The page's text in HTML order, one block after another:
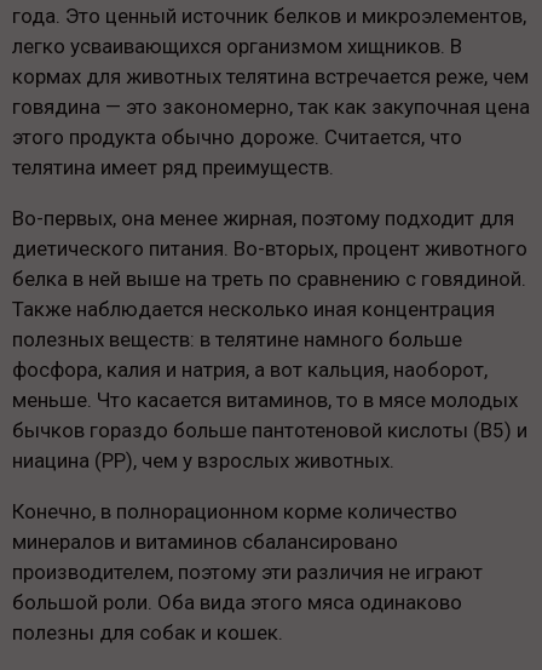
года. Это ценный источник белков и микроэлементов,
легко усваивающихся организмом хищников. В
кормах для животных телятина встречается реже, чем
говядина — это закономерно, так как закупочная цена
этого продукта обычно дороже. Считается, что
телятина имеет ряд преимуществ.
Во-первых, она менее жирная, поэтому подходит для
диетического питания. Во-вторых, процент животного
белка в ней выше на треть по сравнению с говядиной.
Также наблюдается несколько иная концентрация
полезных веществ: в телятине намного больше
фосфора, калия и натрия, а вот кальция, наоборот,
меньше. Что касается витаминов, то в мясе молодых
бычков гораздо больше пантотеновой кислоты (B5) и
ниацина (PP), чем у взрослых животных.
Конечно, в полнорационном корме количество
минералов и витаминов сбалансировано
производителем, поэтому эти различия не играют
большой роли. Оба вида этого мяса одинаково
полезны для собак и кошек.